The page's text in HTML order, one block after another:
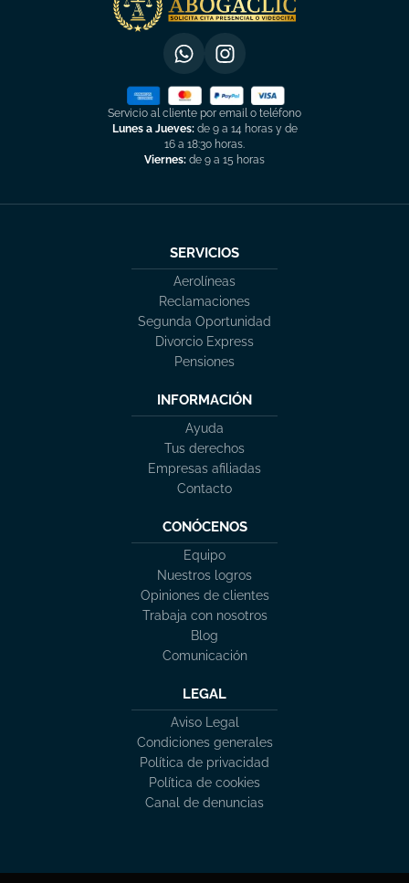
Servicio al cliente por email o teléfono
Lunes a Jueves:de 9 a 14 horas y de
16 a 18:30 horas.
Viernes: de 9 a 15 horas
SERVICIOS
Aerolíneas
Reclamaciones
Segunda Oportunidad
Divorcio Express
Pensiones
INFORMACIÓN
Ayuda
Tus derechos
Empresas afiliadas
Contacto
CONÓCENOS
Equipo
Nuestros logros
Opiniones de clientes
Trabaja con nosotros
Blog
Comunicación
LEGAL
Aviso Legal
Condiciones generales
Política de privacidad
Política de cookies
Canal de denuncias